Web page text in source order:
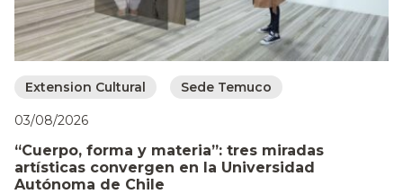
Extension Cultural Sede Temuco
03/08/2026
“Cuerpo, forma y materia”: tres miradas
artísticas convergen en la Universidad
Autónoma de Chile